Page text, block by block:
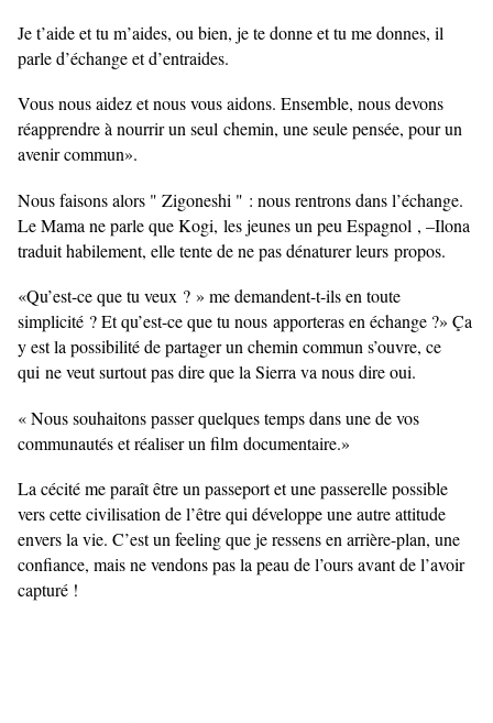
Je t’aide et tu m’aides, ou bien, je te donne et tu me donnes, il
parle d’échange et d’entraides.
Vous nous aidez et nous vous aidons. Ensemble, nous devons
réapprendre à nourrir un seul chemin, une seule pensée, pour un
avenir commun».
Nous faisons alors " Zigoneshi " : nous rentrons dans l’échange.
Le Mama ne parle que Kogi, les jeunes un peu Espagnol , –Ilona
traduit habilement, elle tente de ne pas dénaturer leurs propos.
«Qu’est-ce que tu veux ? » me demandent-t-ils en toute
simplicité ? Et qu’est-ce que tu nous apporteras en échange ?» Ça
y est la possibilité de partager un chemin commun s’ouvre, ce
qui ne veut surtout pas dire que la Sierra va nous dire oui.
« Nous souhaitons passer quelques temps dans une de vos
communautés et réaliser un film documentaire.»
La cécité me paraît être un passeport et une passerelle possible
vers cette civilisation de l’être qui développe une autre attitude
envers la vie. C’est un feeling que je ressens en arrière-plan, une
confiance, mais ne vendons pas la peau de l’ours avant de l’avoir
capturé !